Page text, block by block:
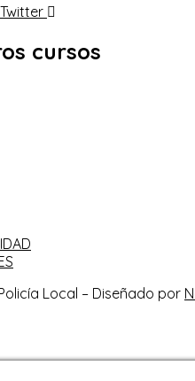
Twitter
cursos
Local – Diseñado por